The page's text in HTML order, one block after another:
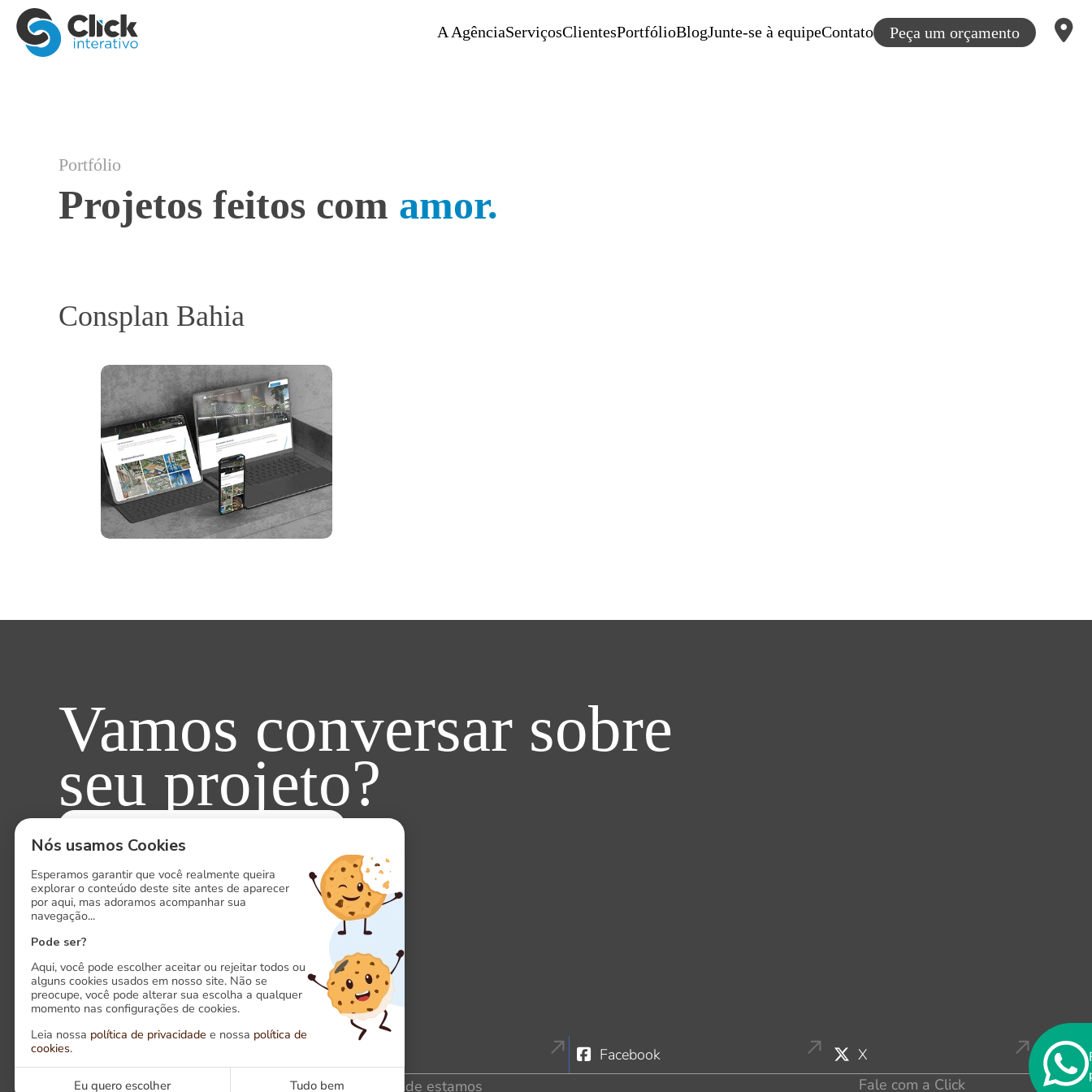
A AgênciaServiçosClientesPortfólioBlogJunte-se à equipeContato Peça um orçamento
Portfólio
Projetos feitos com amor.
Consplan Bahia
Vamos conversar sobre
seu projeto?
Siga-nos em nossas redes sociais
Facebook
X
Onde estamos
Fale com a Click
Nós usamos Cookies
Esperamos garantir que você realmente queira
explorar o conteúdo deste site antes de aparecer
por aqui, mas adoramos acompanhar sua
navegação...
Pode ser?
Aqui, você pode escolher aceitar ou rejeitar todos ou
alguns cookies usados em nosso site. Não se
preocupe, você pode alterar sua escolha a qualquer
momento nas configurações de cookies.
Leia nossa política de privacidade e nossa política de
cookies.
Eu quero escolher Tudo bem